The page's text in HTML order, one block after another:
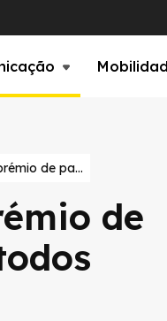
PMMUS é candidato a prémio de participação pública (e todos podemos votar!)
de